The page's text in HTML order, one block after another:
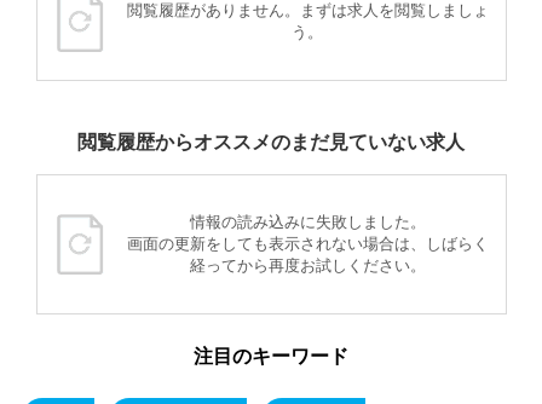
閲覧履歴がありません。まずは求人を閲覧しましょ
う。
閲覧履歴からオススメのまだ見ていない求人
情報の読み込みに失敗しました。
画面の更新をしても表示されない場合は、しばらく
経ってから再度お試しください。
注目のキーワード